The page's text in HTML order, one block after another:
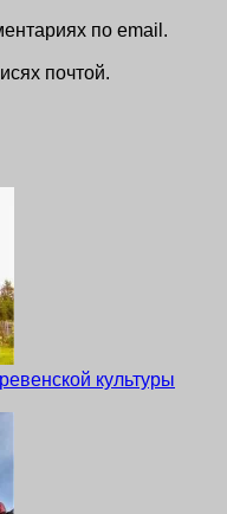
по email.
почтой.
культуры